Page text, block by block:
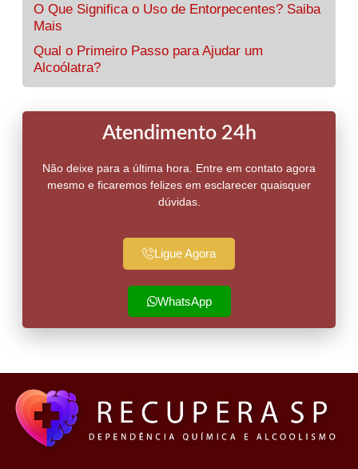
O Que Significa o Uso de Entorpecentes? Saiba
Mais
Qual o Primeiro Passo para Ajudar um
Alcoólatra?
Atendimento 24h
Não deixe para a última hora. Entre em contato agora
mesmo e ficaremos felizes em esclarecer quaisquer
dúvidas.
Ligue Agora
WhatsApp